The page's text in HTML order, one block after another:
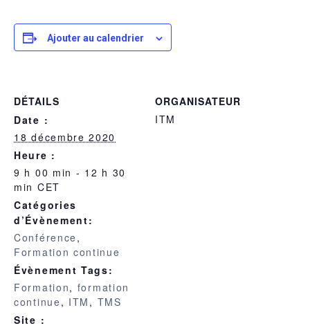
Ajouter au calendrier
DÉTAILS
Date :
18 décembre 2020
Heure :
9 h 00 min - 12 h 30
min CET
Catégories
d’Évènement:
Conférence,
Formation continue
Évènement Tags:
Formation, formation
continue, ITM , TMS
Site :
ORGANISATEUR
ITM